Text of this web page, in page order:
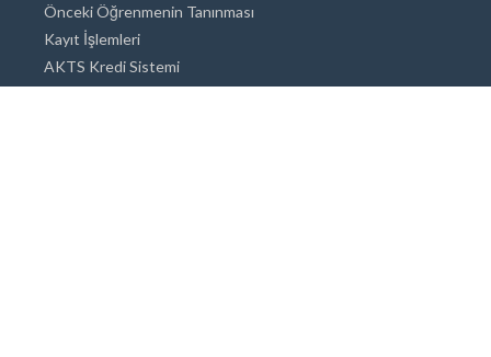
Önceki Öğrenmenin Tanınması
Kayıt İşlemleri
AKTS Kredi Sistemi